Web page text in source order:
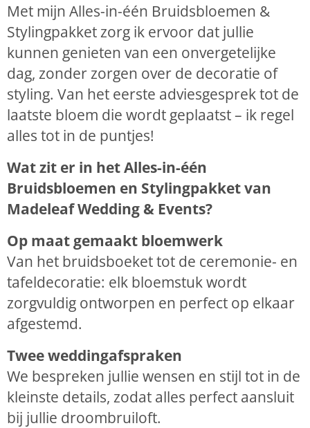
Met mijn Alles-in-één Bruidsbloemen &
Stylingpakket zorg ik ervoor dat jullie
kunnen genieten van een onvergetelijke
dag, zonder zorgen over de decoratie of
styling. Van het eerste adviesgesprek tot de
laatste bloem die wordt geplaatst – ik regel
alles tot in de puntjes!
Wat zit er in het Alles-in-één
Bruidsbloemen en Stylingpakketvan
Madeleaf Wedding & Events?
Op maat gemaakt bloemwerk
Van het bruidsboeket tot de ceremonie- en
tafeldecoratie: elk bloemstuk wordt
zorgvuldig ontworpen en perfect op elkaar
afgestemd.
Twee weddingafspraken
We bespreken jullie wensen en stijl tot in de
kleinste details, zodat alles perfect aansluit
bij jullie droombruiloft.